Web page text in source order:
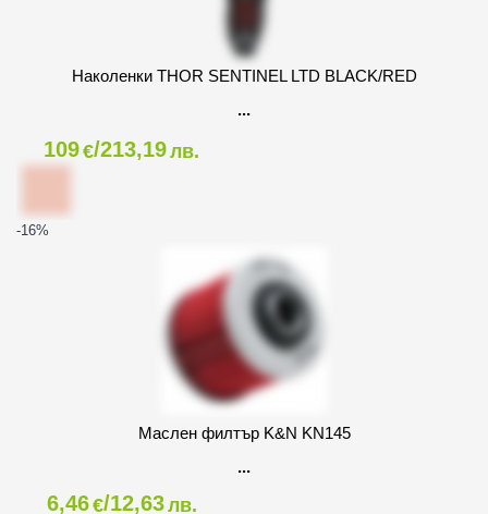
Наколенки THOR SENTINEL LTD BLACK/RED
109€/213,19лв.
-16%
Маслен филтър K&N KN145
6,46€/12,63лв.